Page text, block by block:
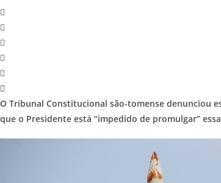
O Tribunal Constitucional são-tomense denunciou
que o Presidente está “impedido de promulgar”